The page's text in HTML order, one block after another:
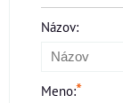
Názov:
Meno:*